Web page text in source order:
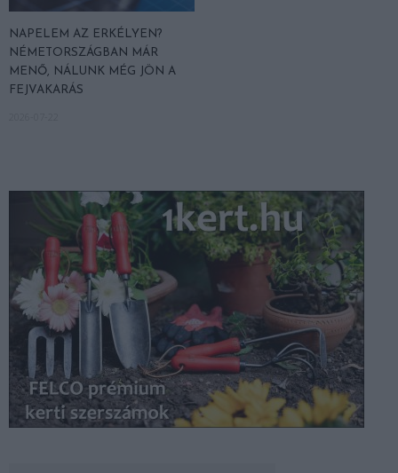
NAPELEM AZ ERKÉLYEN?
NÉMETORSZÁGBAN MÁR
MENŐ, NÁLUNK MÉG JÖN A
FEJVAKARÁS